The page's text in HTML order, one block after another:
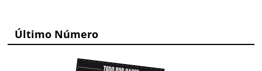
Último Número